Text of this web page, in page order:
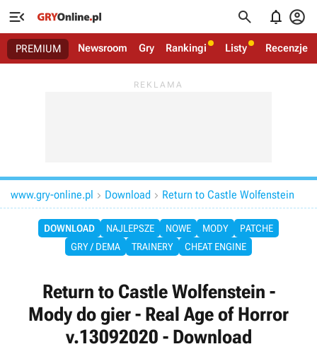
   
PREMIUM Newsroom Gry Rankingi Listy Recenzje
www.gry-online.pl  Download  Return to Castle Wolfenstein
DOWNLOAD NAJLEPSZE NOWE MODY
PATCHE
GRY / DEMA
TRAINERY CHEAT ENGINE
Return to Castle Wolfenstein -
Mody do gier - Real Age of Horror
v.13092020 - Download